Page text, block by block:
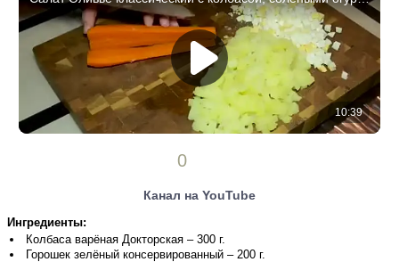
0
Канал на YouTube
Ингредиенты:
Колбаса варёная Докторская – 300 г.
Горошек зелёный консервированный – 200 г.